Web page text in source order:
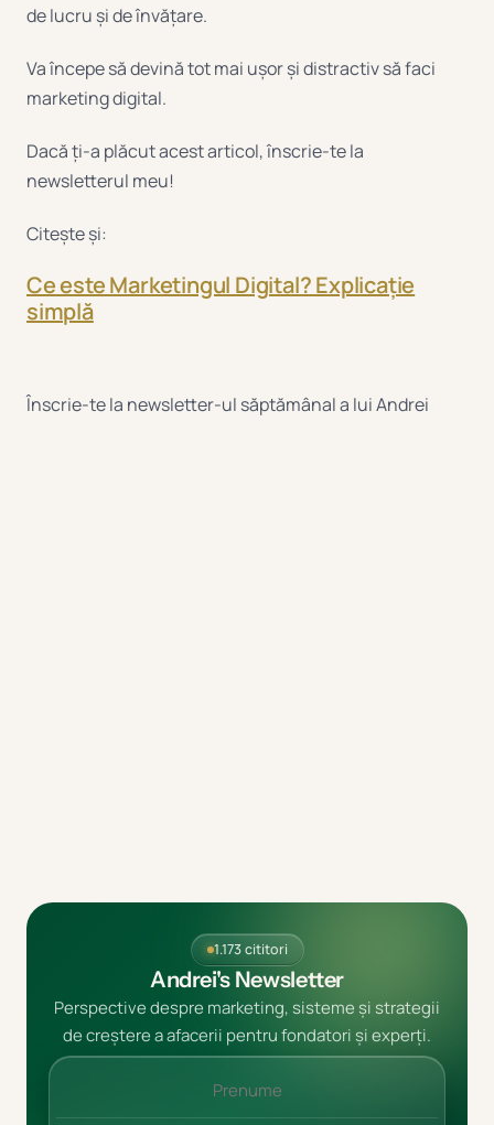
de lucru și de învățare.
Va începe să devină tot mai ușor și distractiv să faci
marketing digital.
Dacă ți-a plăcut acest articol, înscrie-te la
newsletterul meu!
Citește și:
Ce este Marketingul Digital? Explicație
simplă
Înscrie-te la newsletter-ul săptămânal a lui Andrei
1.173 cititori
Andrei's Newsletter
Perspective despre marketing, sisteme și strategii
de creștere a afacerii pentru fondatori și experți.